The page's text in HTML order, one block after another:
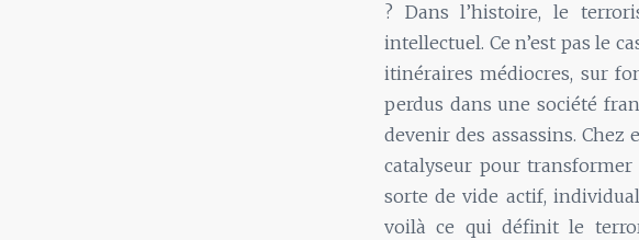
? Dans l’histoire, le
intellectuel. Ce n’est pas le
itinéraires médiocres, sur
perdus dans une société
devenir des assassins.
catalyseur pour
sorte de vide actif,
voilà ce qui définit le